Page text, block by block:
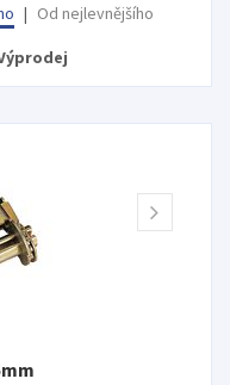
| Od nejlevnějšího